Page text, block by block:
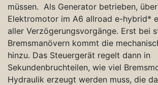
müssen. Als Generator betrieben,
Elektromotor im A6 allroad e-hybrid*
aller Verzögerungsvorgänge. Erst bei
Bremsmanövern kommt die
hinzu. Das Steuergerät regelt dann in
Sekundenbruchteilen, wie viel
Hydraulik erzeugt werden muss, die